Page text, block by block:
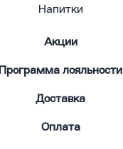
Напитки
Акции
Программа лояльности
Доставка
Оплата